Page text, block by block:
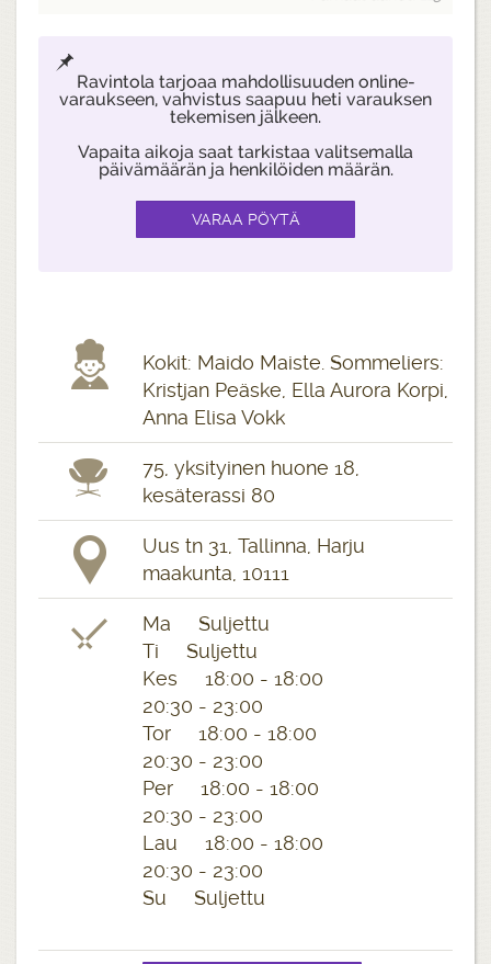
Ravintola tarjoaa mahdollisuuden online-
varaukseen, vahvistus saapuu heti varauksen
tekemisen jälkeen.
Vapaita aikoja saat tarkistaa valitsemalla
päivämäärän ja henkilöiden määrän.
Kokit: Maido Maiste. Sommeliers:
Kristjan Peäske, Ella Aurora Korpi,
Anna Elisa Vokk
75, yksityinen huone 18,
kesäterassi 80
Uus tn 31, Tallinna, Harju
maakunta, 10111
Ma Suljettu
Ti Suljettu
Kes 18:00 - 18:00
20:30 - 23:00
Tor 18:00 - 18:00
20:30 - 23:00
Per 18:00 - 18:00
20:30 - 23:00
Lau 18:00 - 18:00
20:30 - 23:00
Su Suljettu